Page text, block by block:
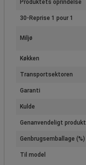
Produktets oprindelse
30-Reprise 1 pour 1
Miljø
Køkken
Transportsektoren
Garanti
Kulde
Genanvendeligt produkt
Genbrugsemballage (%)
Til model